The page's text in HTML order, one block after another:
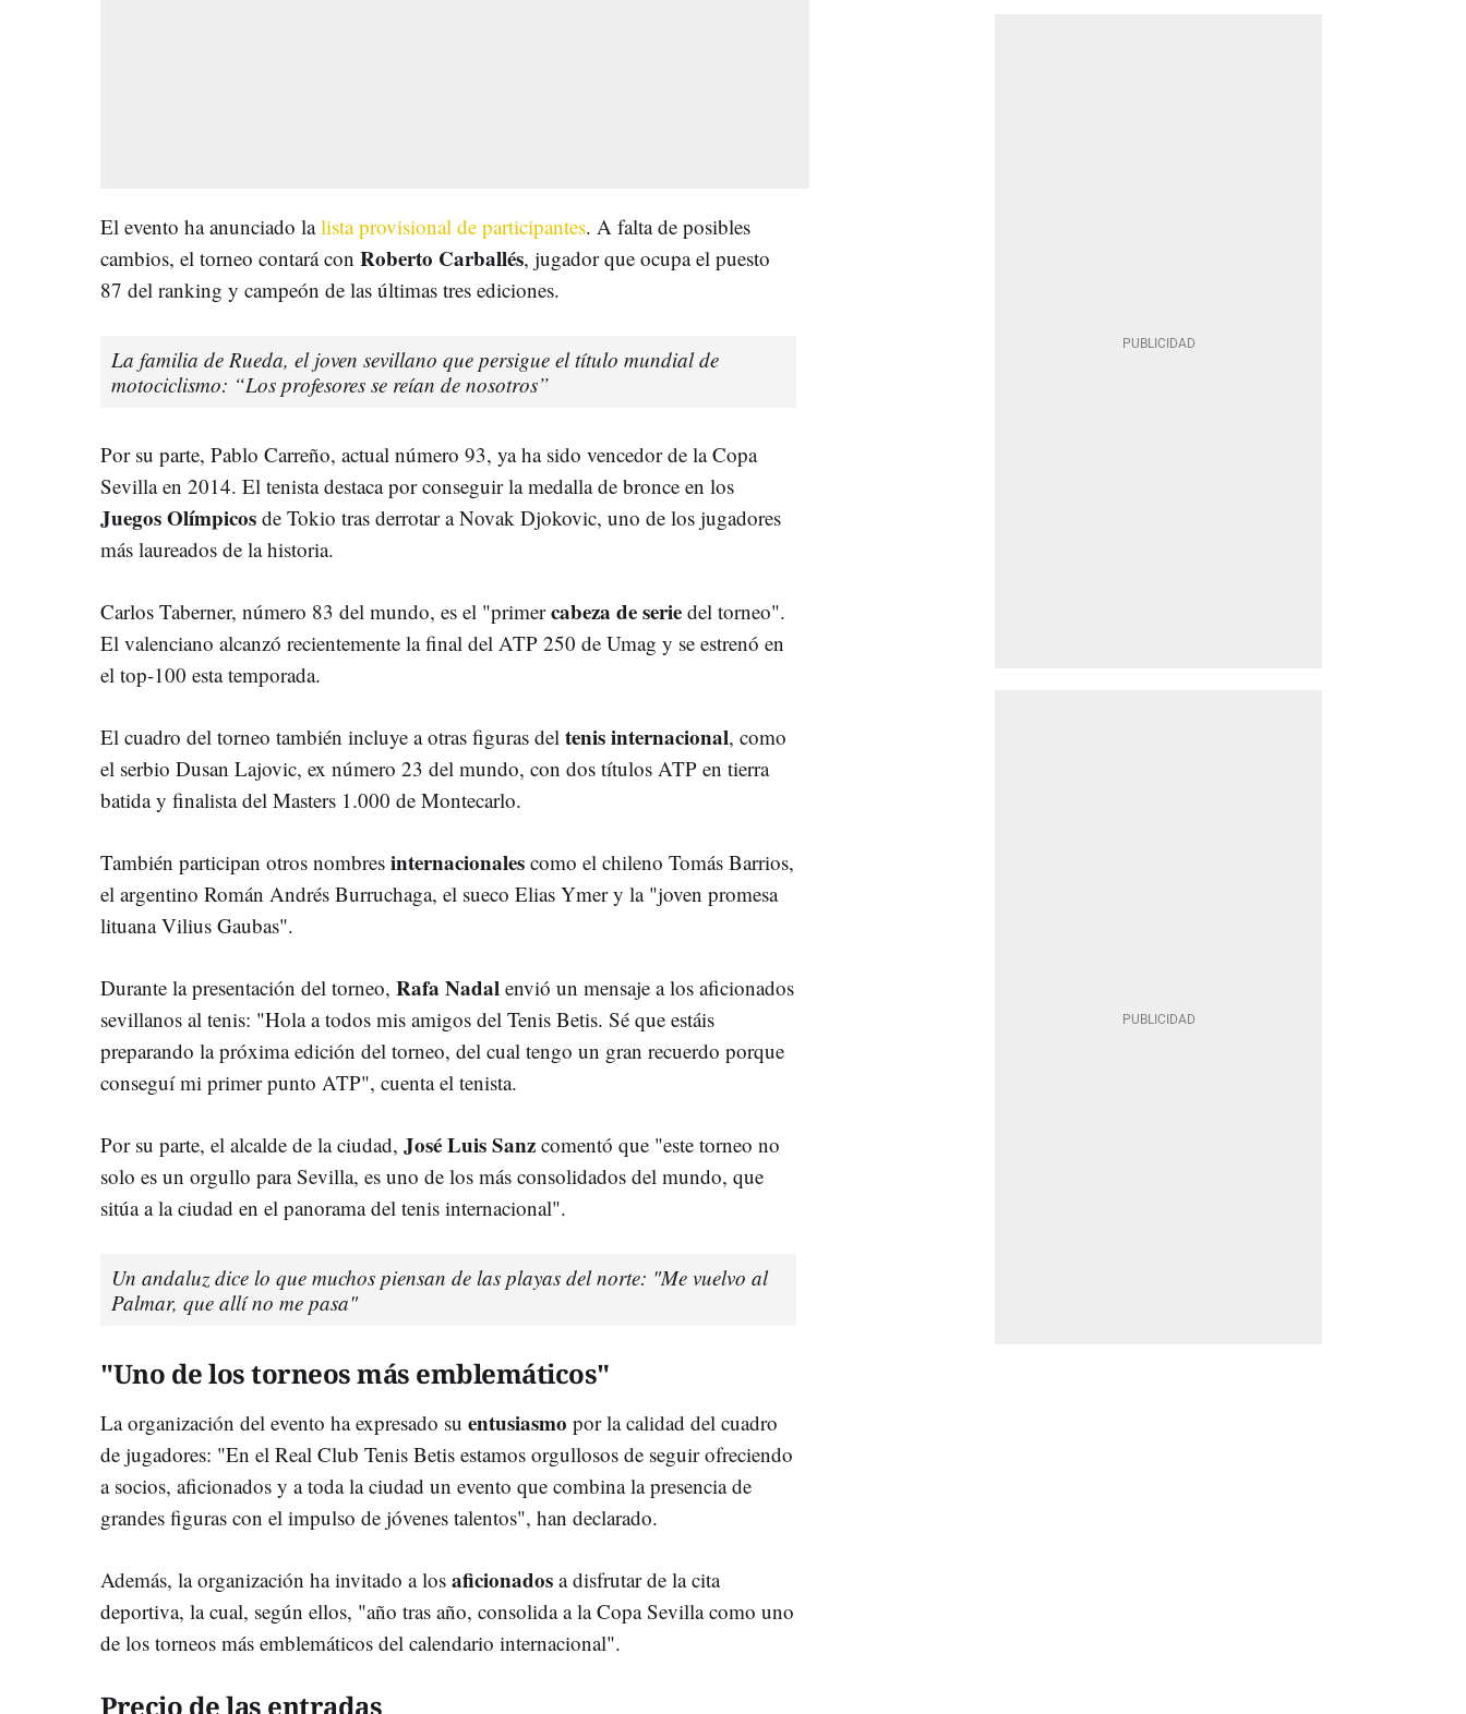
El evento ha anunciado lalista provisional de participantes. A falta de posibles
cambios, el torneo contará con Roberto Carballés, jugador que ocupa el puesto
87 del ranking y campeón de las últimas tres ediciones.
La familia de Rueda, el joven sevillano que persigue el título mundial de
motociclismo: “Los profesores se reían de nosotros”
Por su parte, Pablo Carreño, actual número 93, ya ha sido vencedor de la Copa
Sevilla en 2014. El tenista destaca por conseguir la medalla de bronce en los
Juegos Olímpicos de Tokio tras derrotar a Novak Djokovic, uno de los jugadores
más laureados de la historia.
Carlos Taberner, número 83 del mundo, es el "primercabeza de serie del torneo".
El valenciano alcanzó recientemente la final del ATP 250 de Umag y se estrenó en
el top-100 esta temporada.
El cuadro del torneo también incluye a otras figuras del tenis internacional, como
el serbio Dusan Lajovic, ex número 23 del mundo, con dos títulos ATP en tierra
batida y finalista del Masters 1.000 de Montecarlo.
También participan otros nombres internacionales como el chileno Tomás Barrios,
el argentino Román Andrés Burruchaga, el sueco Elias Ymer y la "joven promesa
lituana Vilius Gaubas".
Durante la presentación del torneo, Rafa Nadal envió un mensaje a los aficionados
sevillanos al tenis: "Hola a todos mis amigos del Tenis Betis. Sé que estáis
preparando la próxima edición del torneo, del cual tengo un gran recuerdo porque
conseguí mi primer punto ATP", cuenta el tenista.
Por su parte, el alcalde de la ciudad, José Luis Sanz comentó que "este torneo no
solo es un orgullo para Sevilla, es uno de los más consolidados del mundo, que
sitúa a la ciudad en el panorama del tenis internacional".
Un andaluz dice lo que muchos piensan de las playas del norte: "Me vuelvo al
Palmar, que allí no me pasa"
"Uno de los torneos más emblemáticos"
La organización del evento ha expresado su entusiasmo por la calidad del cuadro
de jugadores: "En el Real Club Tenis Betis estamos orgullosos de seguir ofreciendo
a socios, aficionados y a toda la ciudad un evento que combina la presencia de
grandes figuras con el impulso de jóvenes talentos", han declarado.
Además, la organización ha invitado a los aficionados a disfrutar de la cita
deportiva, la cual, según ellos, "año tras año, consolida a la Copa Sevilla como uno
de los torneos más emblemáticos del calendario internacional".
Precio de las entradas